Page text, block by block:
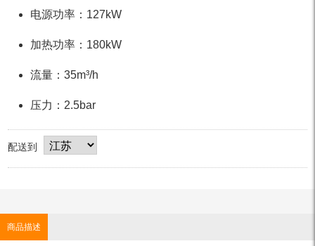
电源功率：127kW
加热功率：180kW
流量：35m³/h
压力：2.5bar
配送到
商品描述